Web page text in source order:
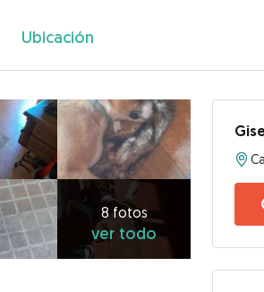
Ubicación
8 fotos
ver todo